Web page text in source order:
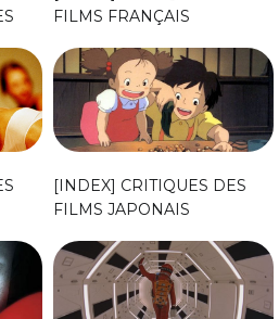
FILMS FRANÇAIS
[INDEX] CRITIQUES DES
FILMS JAPONAIS